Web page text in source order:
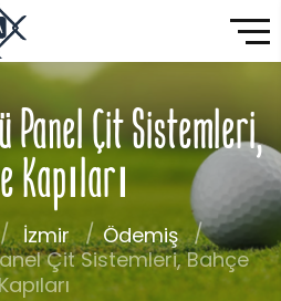
Panel Çit Sistemleri,
Kapıları
İzmir
Ödemiş
Çit Sistemleri, Bahçe
Kapıları